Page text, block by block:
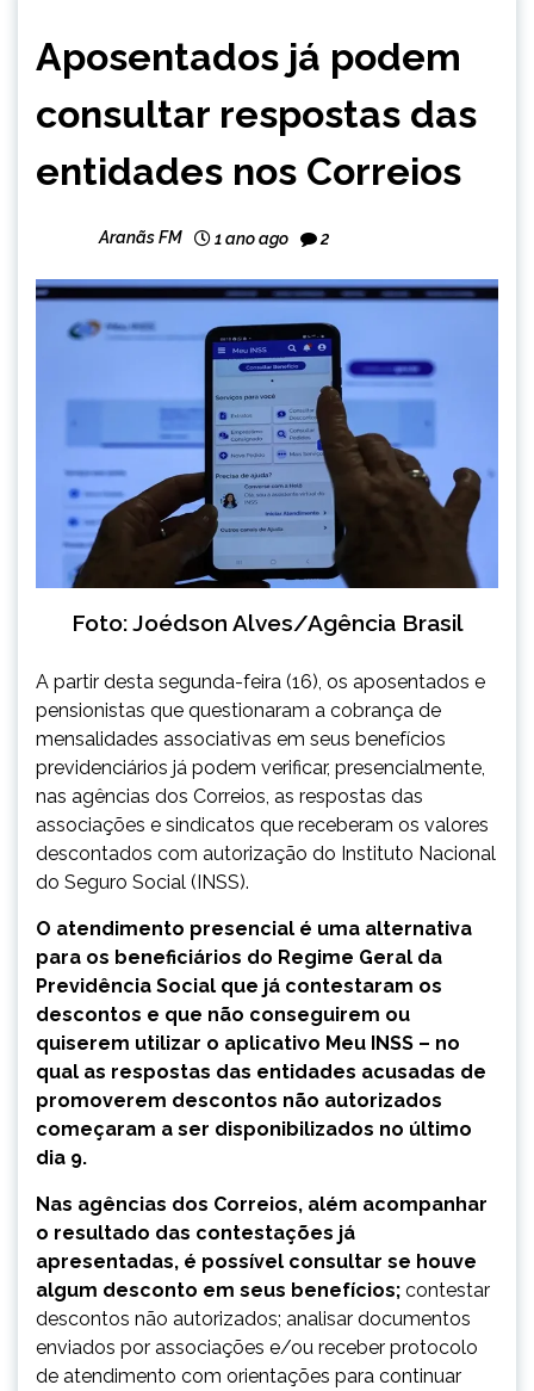
NOTÍCIAS
Aposentados já podem
consultar respostas das
entidades nos Correios
Aranãs FM 1 ano ago 2
Foto: Joédson Alves/Agência Brasil
A partir desta segunda-feira (16), os aposentados e
pensionistas que questionaram a cobrança de
mensalidades associativas em seus benefícios
previdenciários já podem verificar, presencialmente,
nas agências dos Correios, as respostas das
associações e sindicatos que receberam os valores
descontados com autorização do Instituto Nacional
do Seguro Social (INSS).
O atendimento presencial é uma alternativa
para os beneficiários do Regime Geral da
Previdência Social que já contestaram os
descontos e que não conseguirem ou
quiserem utilizar o aplicativo Meu INSS – no
qual as respostas das entidades acusadas de
promoverem descontos não autorizados
começaram a ser disponibilizados no último
dia 9.
Nas agências dos Correios, além acompanhar
o resultado das contestações já
apresentadas, é possível consultar se houve
algum desconto em seus benefícios; contestar
descontos não autorizados; analisar documentos
enviados por associações e/ou receber protocolo
de atendimento com orientações para continuar